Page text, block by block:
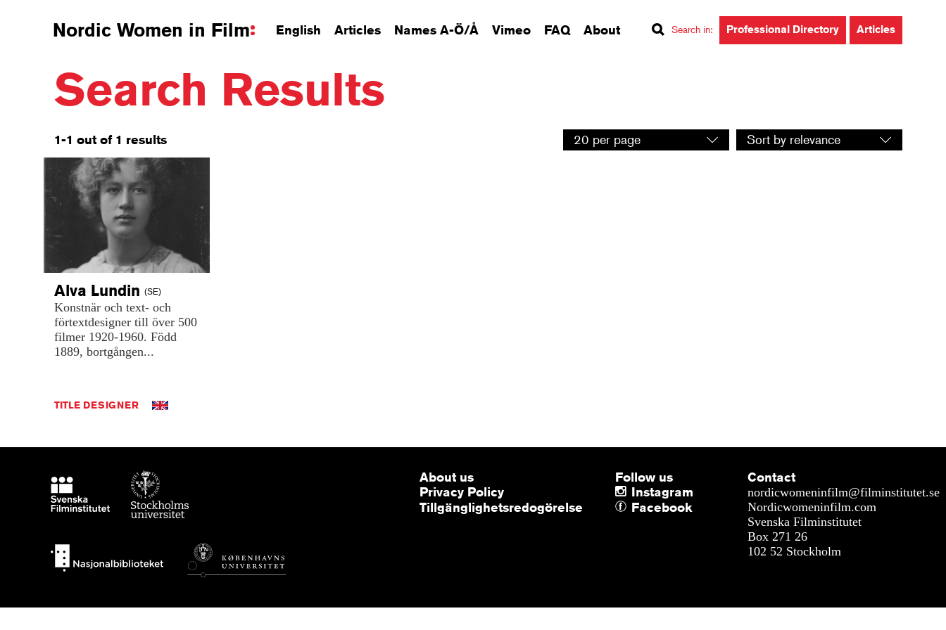
Nordic Women in Film English Articles Names A-Ö/Å Vimeo FAQ About Search in: Professional Directory Articles
Search Results
1-1 out of 1 results
Select
number
20 per page
Select
sorting
Sort by relevance
Alva Lundin (SE)
Konstnär och text- och
förtextdesigner till över 500
filmer 1920-1960. Född
1889, bortgången...
TITLE DESIGNER
About us
Privacy Policy
Tillgänglighetsredogörelse
Follow us
Instagram
Facebook
Contact
nordicwomeninfilm@filminstitutet.se
Nordicwomeninfilm.com
Svenska Filminstitutet
Box 271 26
102 52 Stockholm